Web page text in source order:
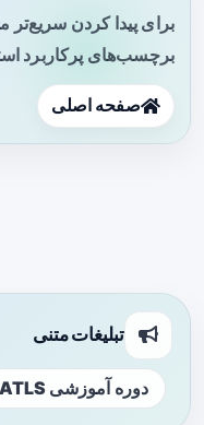
برای پیدا کردن
برچسب‌های پرکاربرد
صفحه اصلی
تبلیغات متنی
دوره آموزشی ATLS